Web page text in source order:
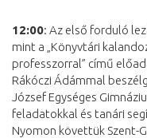
12:00: Az első forduló
mint a „Könyvtári
professzorral” című
Rákóczi Ádámmal
József Egységes
feladatokkal és tanári
Nyomon követtük Szent-